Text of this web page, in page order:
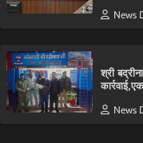
News
श्री
News